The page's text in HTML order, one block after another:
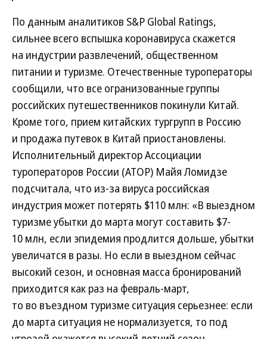
По данным аналитиков S&P Global Ratings,
сильнее всего вспышка коронавируса скажется
на индустрии развлечений, общественном
питании и туризме. Отечественные туроператоры
сообщили, что все огранизованные группы
российских путешественников покинули Китай.
Кроме того, прием китайских тургрупп в Россию
и продажа путевок в Китай приостановлены.
Исполнительный директор Ассоциации
туроператоров России (АТОР) Майя Ломидзе
подсчитала, что из-за вируса российская
индустрия может потерять $110 млн: «В выездном
туризме убытки до марта могут составить $7-
10 млн, если эпидемия продлится дольше, убытки
увеличатся в разы. Но если в выездном сейчас
высокий сезон, и основная масса бронирований
приходится как раз на февраль-март,
то во въездном туризме ситуация серьезнее: если
до марта ситуация не нормализуется, то под